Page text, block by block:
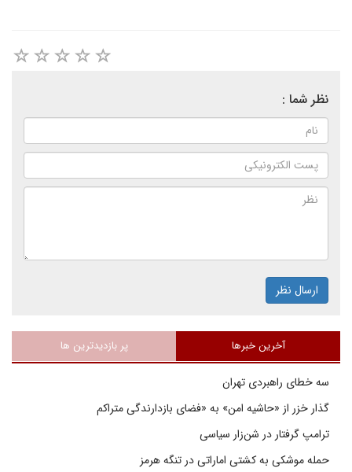
نظر شما :
ارسال نظر
آخرین خبرها پر بازدیدترین ها
سه خطای راهبردی تهران
گذار خزر از «حاشیه امن» به «فضای بازدارندگی متراکم
ترامپ گرفتار در شن‌زار سیاسی
حمله موشکی به کشتی اماراتی در تنگه هرمز